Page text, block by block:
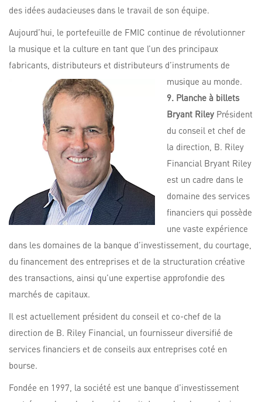
des idées audacieuses dans le travail de son équipe.
Aujourd’hui, le portefeuille de FMIC continue de révolutionner
la musique et la culture en tant que l’un des principaux
fabricants, distributeurs et distributeurs d’instruments de
musique au monde.
9. Planche à billets
Bryant Riley Président
du conseil et chef de
la direction, B. Riley
Financial Bryant Riley
est un cadre dans le
domaine des services
financiers qui possède
une vaste expérience
dans les domaines de la banque d’investissement, du courtage,
du financement des entreprises et de la structuration créative
des transactions, ainsi qu’une expertise approfondie des
marchés de capitaux.
Il est actuellement président du conseil et co-chef de la
direction de B. Riley Financial, un fournisseur diversifié de
services financiers et de conseils aux entreprises coté en
bourse.
Fondée en 1997, la société est une banque d’investissement